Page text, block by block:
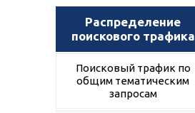
Распределение
поискового трафика
Поисковый трафик по
общим тематическим
запросам